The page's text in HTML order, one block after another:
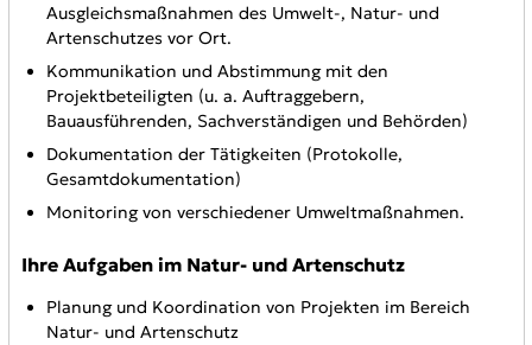
Ausgleichsmaßnahmen des Umwelt-, Natur- und
Artenschutzes vor Ort.
Kommunikation und Abstimmung mit den
Projektbeteiligten (u. a. Auftraggebern,
Bauausführenden, Sachverständigen und Behörden)
Dokumentation der Tätigkeiten (Protokolle,
Gesamtdokumentation)
Monitoring von verschiedener Umweltmaßnahmen.
Ihre Aufgaben im Natur- und Artenschutz
Planung und Koordination von Projekten im Bereich
Natur- und Artenschutz